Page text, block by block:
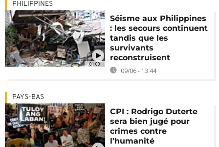
01:00
PHILIPPINES
Séisme aux Philippines
: les secours continuent
tandis que les
survivants
reconstruisent
09/06 - 13:44
PAYS-BAS
CPI : Rodrigo Duterte
sera bien jugé pour
crimes contre
l’humanité